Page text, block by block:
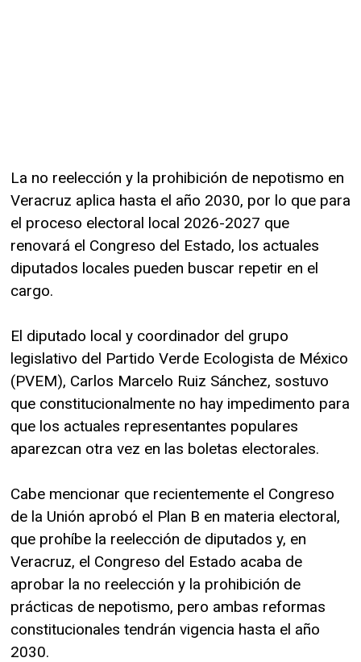
La no reelección y la prohibición de nepotismo en
Veracruz aplica hasta el año 2030, por lo que para
el proceso electoral local 2026-2027 que
renovará el Congreso del Estado, los actuales
diputados locales pueden buscar repetir en el
cargo.
El diputado local y coordinador del grupo
legislativo del Partido Verde Ecologista de México
(PVEM), Carlos Marcelo Ruiz Sánchez, sostuvo
que constitucionalmente no hay impedimento para
que los actuales representantes populares
aparezcan otra vez en las boletas electorales.
Cabe mencionar que recientemente el Congreso
de la Unión aprobó el Plan B en materia electoral,
que prohíbe la reelección de diputados y, en
Veracruz, el Congreso del Estado acaba de
aprobar la no reelección y la prohibición de
prácticas de nepotismo, pero ambas reformas
constitucionales tendrán vigencia hasta el año
2030.